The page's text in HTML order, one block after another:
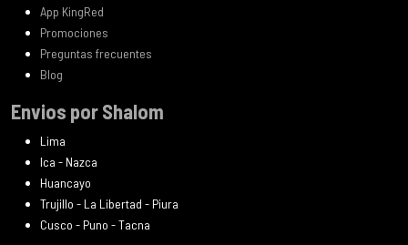
App KingRed
Promociones
Preguntas frecuentes
Blog
Envios por Shalom
Lima
Ica - Nazca
Huancayo
Trujillo - La Libertad - Piura
Cusco - Puno - Tacna